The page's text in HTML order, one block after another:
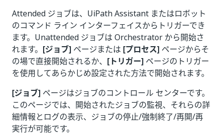
Attended ジョブは、UiPath Assistant またはロボット
のコマンド ライン インターフェイスからトリガーでき
ます。Unattended ジョブは Orchestrator から開始さ
れます。 [ジョブ] ページまたは [プロセス] ページからそ
の場で直接開始されるか、 [トリガー] ページのトリガー
を使用してあらかじめ設定された方法で開始されます。
[ジョブ] ページはジョブのコントロール センターです。
このページでは、開始されたジョブの監視、それらの詳
細情報とログの表示、ジョブの停止/強制終了/再開/再
実行が可能です。